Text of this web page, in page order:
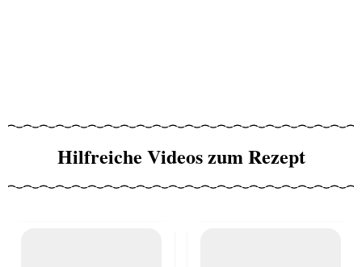
Hilfreiche Videos zum Rezept